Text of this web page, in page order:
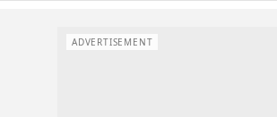
ADVERTISEMENT